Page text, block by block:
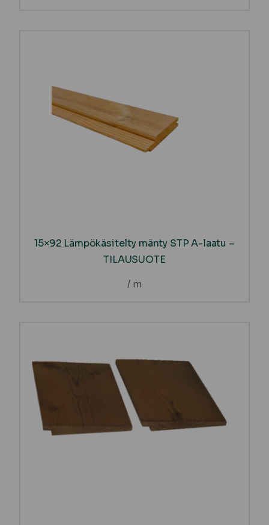
15×92 Lämpökäsitelty mänty STP A-laatu –
TILAUSUOTE
/ m